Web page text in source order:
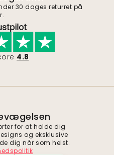
30 dages returret på
4.8
for at holde dig
og eksklusive
dig når som helst.